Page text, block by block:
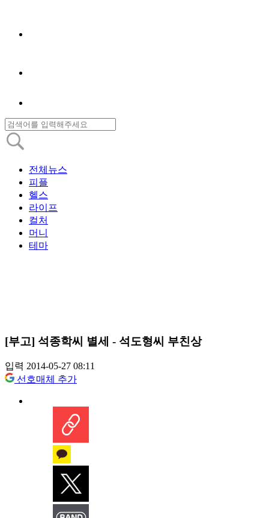
전체뉴스
피플
헬스
라이프
컬처
머니
테마
[부고] 석종학씨 별세 - 석도형씨 부친상
입력 2014-05-27 08:11
선호매체 추가